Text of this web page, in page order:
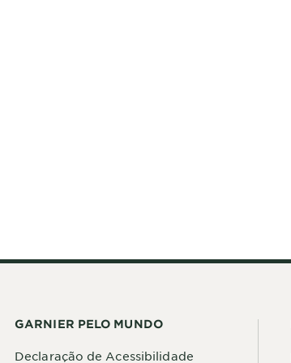
GARNIER PELO MUNDO
Declaração de Acessibilidade